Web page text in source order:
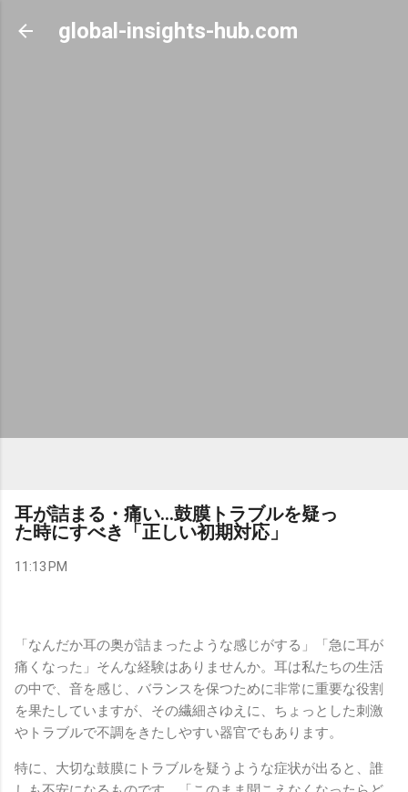
Skip to main content
global-insights-hub.com
耳が詰まる・痛い…鼓膜トラブルを疑っ
た時にすべき「正しい初期対応」
11:13 PM
「なんだか耳の奥が詰まったような感じがする」「急に耳が
痛くなった」そんな経験はありませんか。耳は私たちの生活
の中で、音を感じ、バランスを保つために非常に重要な役割
を果たしていますが、その繊細さゆえに、ちょっとした刺激
やトラブルで不調をきたしやすい器官でもあります。
特に、大切な鼓膜にトラブルを疑うような症状が出ると、誰